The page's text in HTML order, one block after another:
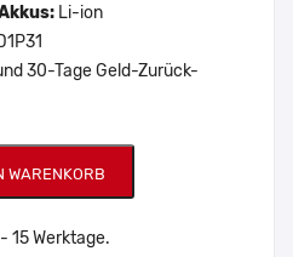
Li-ion
30-Tage Geld-Zurück-
WARENKORB
15 Werktage.